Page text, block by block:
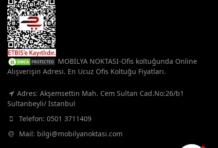
MOBİLYA NOKTASI-Ofis koltuğunda Online
Alışverişin Adresi. En Ucuz Ofis Koltuğu Fiyatları.
Adres: Akşemsettin Mah. Cem Sultan Cad.No:26/b1
Sultanbeyli/ İstanbul
Telefon: 0501 3711409
Mail: bilgi@mobilyanoktasi.com